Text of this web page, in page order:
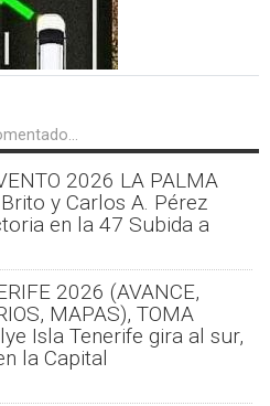
2026 LA PALMA
y Carlos A. Pérez
en la 47 Subida a
2026 (AVANCE,
MAPAS), TOMA
Isla Tenerife gira al sur,
la Capital